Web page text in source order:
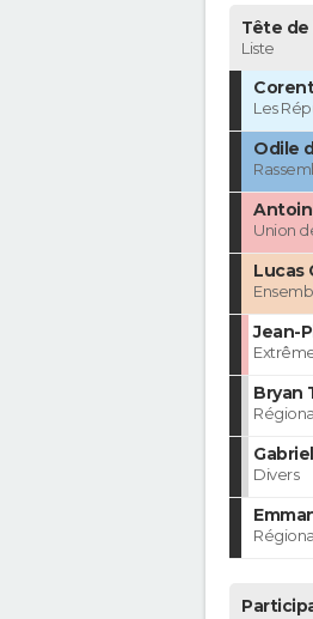
Tête de
Liste
Les
Odile
Union
Lucas
Jean-
Bryan
Divers